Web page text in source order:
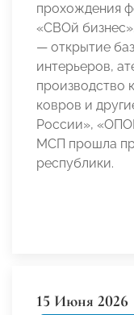
прохождения
«СВОй
— открытие
интерьеров,
производство
ковров и
России»,
МСП прошла
республики.
15 Июня 2026